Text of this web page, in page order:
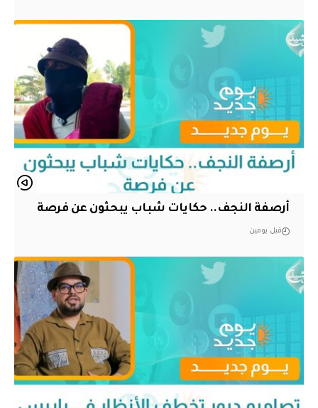
أرصفة النجف.. حكايات شباب يبحثون عن فرصة
قبل يومين